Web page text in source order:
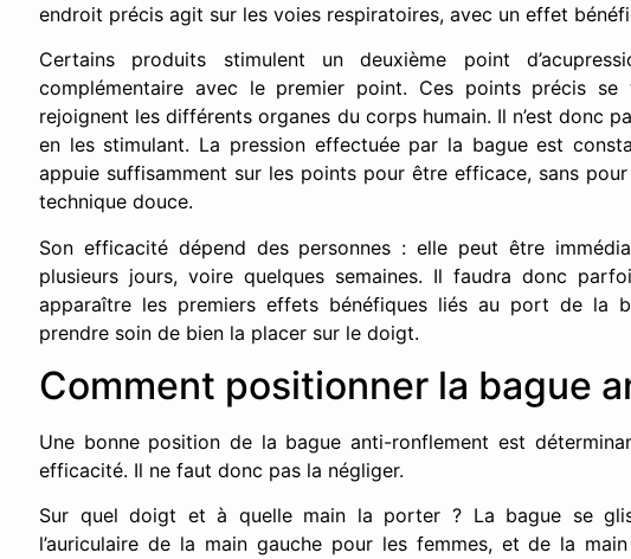
endroit précis agit sur les voies respiratoires, avec un effet
Certains produits stimulent un deuxième point
complémentaire avec le premier point. Ces points précis
rejoignent les différents organes du corps humain. Il n’est donc
en les stimulant. La pression effectuée par la bague est
appuie suffisamment sur les points pour être efficace, sans
technique douce.
Son efficacité dépend des personnes : elle peut être
plusieurs jours, voire quelques semaines. Il faudra donc
apparaître les premiers effets bénéfiques liés au port de la
prendre soin de bien la placer sur le doigt.
Comment positionner la bague
Une bonne position de la bague anti-ronflement est
efficacité. Il ne faut donc pas la négliger.
Sur quel doigt et à quelle main la porter ? La bague se
l’auriculaire de la main gauche pour les femmes, et de la